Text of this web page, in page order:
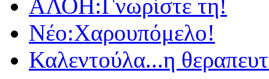
ΑΛΟΗ:Γνωρίστε τη!
Νέο:Χαρουπόμελο!
Καλεντούλα...η